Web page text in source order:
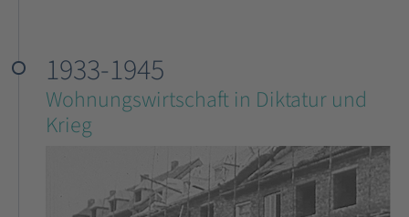
1933-1945
Wohnungswirtschaft in Diktatur und
Krieg